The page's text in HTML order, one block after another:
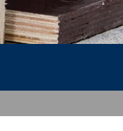
binnen de lidstaten
de VS ingekort.
ingekort. In opdracht
over de
website-exploitant. Het